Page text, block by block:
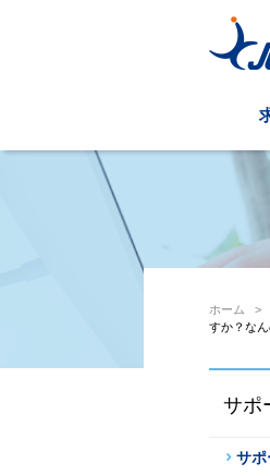
ホーム >
すか？な
サポ
サポ